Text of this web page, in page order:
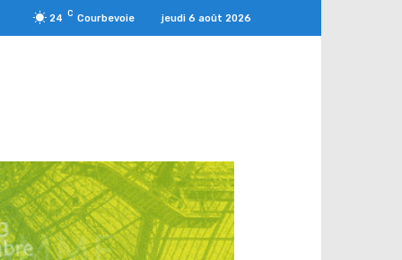
24 C Courbevoie jeudi 6 août 2026